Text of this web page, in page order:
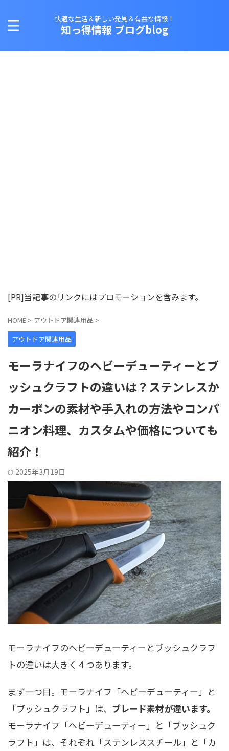
快適な生活＆新しい発見＆有益な情報！
知っ得情報 ブログblog
[PR]当記事のリンクにはプロモーションを含みます。
HOME > アウトドア関連用品 >
アウトドア関連用品
モーラナイフのヘビーデューティーとブ
ッシュクラフトの違いは？ステンレスか
カーボンの素材や手入れの方法やコンパ
ニオン料理、カスタムや価格についても
紹介！
2025年3月19日
モーラナイフのヘビーデューティーとブッシュクラフ
トの違いは大きく４つあります。
まず一つ目。モーラナイフ「ヘビーデューティー」と
「ブッシュクラフト」は、 ブレード素材が違います。
モーラナイフ「ヘビーデューティー」と「ブッシュク
ラフト」は、それぞれ「ステンレススチール」と「カ